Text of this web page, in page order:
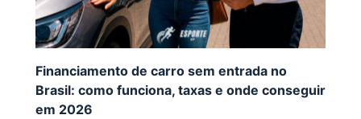
Financiamento de carro sem entrada no
Brasil: como funciona, taxas e onde conseguir
em 2026